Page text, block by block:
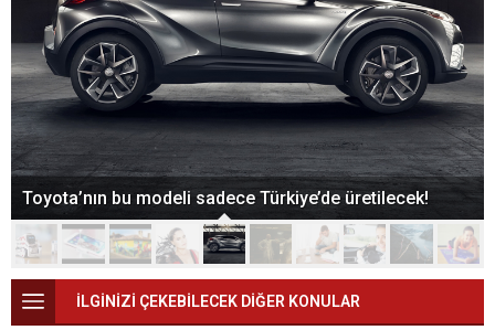
Toyota’nın bu modeli sadece Türkiye’de üretilecek!
İLGİNİZİ ÇEKEBİLECEK DİĞER KONULAR